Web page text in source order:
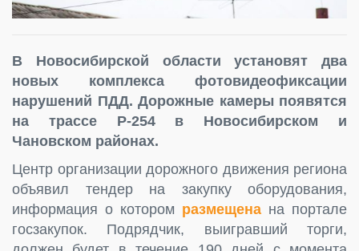
В Новосибирской области установят два
новых комплекса фотовидеофиксации
нарушений ПДД. Дорожные камеры появятся
на трассе Р-254 в Новосибирском и
Чановском районах.
Центр организации дорожного движения региона
объявил тендер на закупку оборудования,
информация о котором размещена на портале
госзакупок. Подрядчик, выигравший торги,